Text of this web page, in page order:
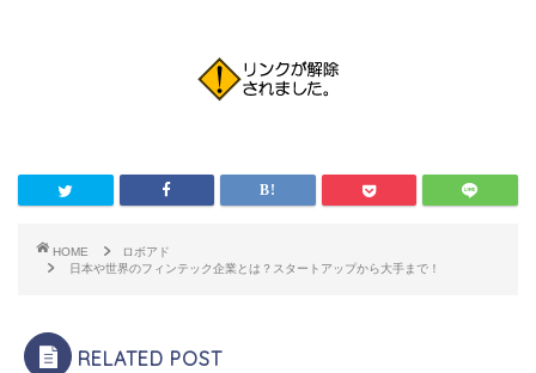
HOME
ロボアド
日本や世界のフィンテック企業とは？スタートアップから大手まで！
RELATED POST